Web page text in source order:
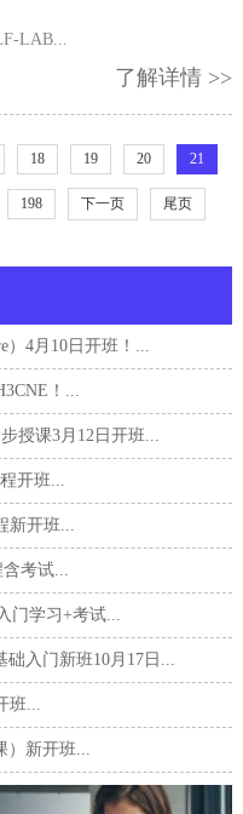
LAB...
了解详情 >>
18 19 20 21
198 下一页 尾页
）4月10日开班！...
！...
授课3月12日开班...
开班...
开班...
考试...
门学习+考试...
入门新班10月17日...
...
新开班...